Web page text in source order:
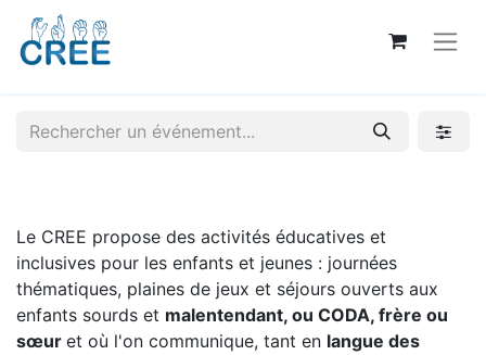
Le CREE propose des activités éducatives et
inclusives pour les enfants et jeunes : journées
thématiques, plaines de jeux et séjours ouverts aux
enfants sourds et malentendant, ou CODA, frère ou
sœur et où l'on communique, tant en langue des